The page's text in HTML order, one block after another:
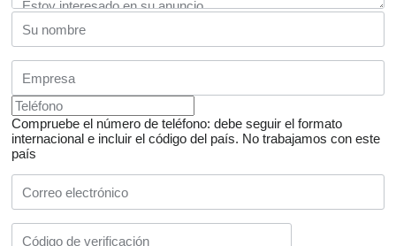
Compruebe el número de teléfono: debe seguir el formato
internacional e incluir el código del país. No trabajamos con este
país